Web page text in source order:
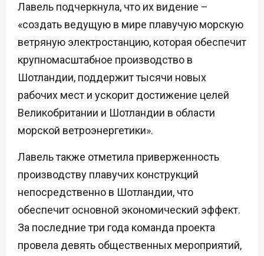
Лавель подчеркнула, что их видение –
«создать ведущую в мире плавучую морскую
ветряную электростанцию, которая обеспечит
крупномасштабное производство в
Шотландии, поддержит тысячи новых
рабочих мест и ускорит достижение целей
Великобритании и Шотландии в области
морской ветроэнергетики».
Лавель также отметила приверженность
производству плавучих конструкций
непосредственно в Шотландии, что
обеспечит основной экономический эффект.
За последние три года команда проекта
провела девять общественных мероприятий,